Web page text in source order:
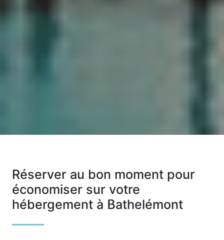
Réserver au bon moment pour
économiser sur votre
hébergement à Bathelémont